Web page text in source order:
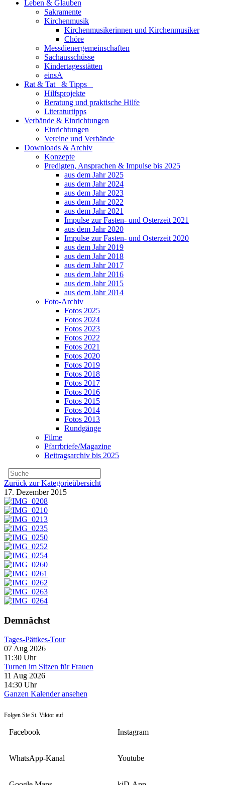
Leben & Glauben
Sakramente
Kirchenmusik
Kirchenmusikerinnen und Kirchenmusiker
Chöre
Messdienergemeinschaften
Sachausschüsse
Kindertagesstätten
einsA
Rat & Tat & Tipps
Hilfsprojekte
Beratung und praktische Hilfe
Literaturtipps
Verbände & Einrichtungen
Einrichtungen
Vereine und Verbände
Downloads & Archiv
Konzepte
Predigten, Ansprachen & Impulse bis 2025
aus dem Jahr 2025
aus dem Jahr 2024
aus dem Jahr 2023
aus dem Jahr 2022
aus dem Jahr 2021
Impulse zur Fasten- und Osterzeit 2021
aus dem Jahr 2020
Impulse zur Fasten- und Osterzeit 2020
aus dem Jahr 2019
aus dem Jahr 2018
aus dem Jahr 2017
aus dem Jahr 2016
aus dem Jahr 2015
aus dem Jahr 2014
Foto-Archiv
Fotos 2025
Fotos 2024
Fotos 2023
Fotos 2022
Fotos 2021
Fotos 2020
Fotos 2019
Fotos 2018
Fotos 2017
Fotos 2016
Fotos 2015
Fotos 2014
Fotos 2013
Rundgänge
Filme
Pfarrbriefe/Magazine
Beitragsarchiv bis 2025
Zurück zur Kategorieübersicht
17. Dezember 2015
Demnächst
Tages-Pättkes-Tour
07 Aug 2026
11:30 Uhr
Turnen im Sitzen für Frauen
11 Aug 2026
14:30 Uhr
Ganzen Kalender ansehen
Folgen Sie St. Viktor auf
Facebook Instagram
WhatsApp-Kanal Youtube